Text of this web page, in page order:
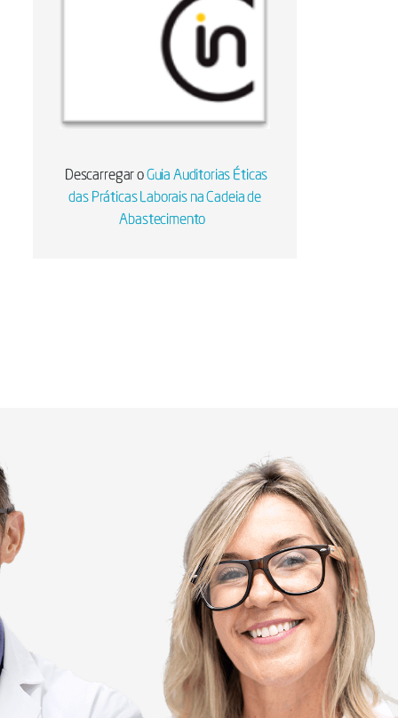
Descarregar oGuia Auditorias Éticas
das Práticas Laborais na Cadeia de
Abastecimento